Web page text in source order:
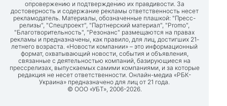
опровержению и подтверждению их правдивости. За
достоверность и содержание рекламы ответственность несет
рекламодатель. Материалы, обозначенные плашкой: "Пресс-
релизы", "Спецпроект", "Партнерский материал", "Promo",
"Благотворительность", "Резонанс" размещаются на правах
рекламы и предназначены, как правило, для лиц, достигших 21-
летнего возраста. «Новости компании» – это информационный
формат, охватывающий новости, события и объявления,
связанные с деятельностью компаний, базирующиеся на
прессрелизах, выпускаемых самими компаниями, и за которые
редакция не несет ответственности. Онлайн-медиа «РБК-
Украина» предназначено для лиц от 21 года.
© ООО «УБТ», 2006-2026.